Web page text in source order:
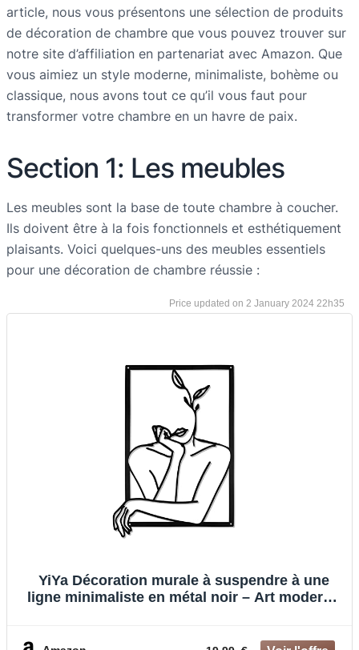
article, nous vous présentons une sélection de produits
de décoration de chambre que vous pouvez trouver sur
notre site d’affiliation en partenariat avec Amazon. Que
vous aimiez un style moderne, minimaliste, bohème ou
classique, nous avons tout ce qu’il vous faut pour
transformer votre chambre en un havre de paix.
Section 1: Les meubles
Les meubles sont la base de toute chambre à coucher.
Ils doivent être à la fois fonctionnels et esthétiquement
plaisants. Voici quelques-uns des meubles essentiels
pour une décoration de chambre réussie :
2 January 2024 22h35
YiYa Décoration murale à suspendre à une
ligne minimaliste en métal noir – Art moderne